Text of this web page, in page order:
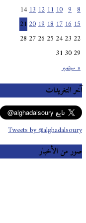
« سبتمبر
10
11
12
13
14
15
16
17
18
19
20
21
22
23
24
25
26
27
28
29
30
31
آخر التغريدات
Tweets by @alghadalsoury
صور من الأخبار